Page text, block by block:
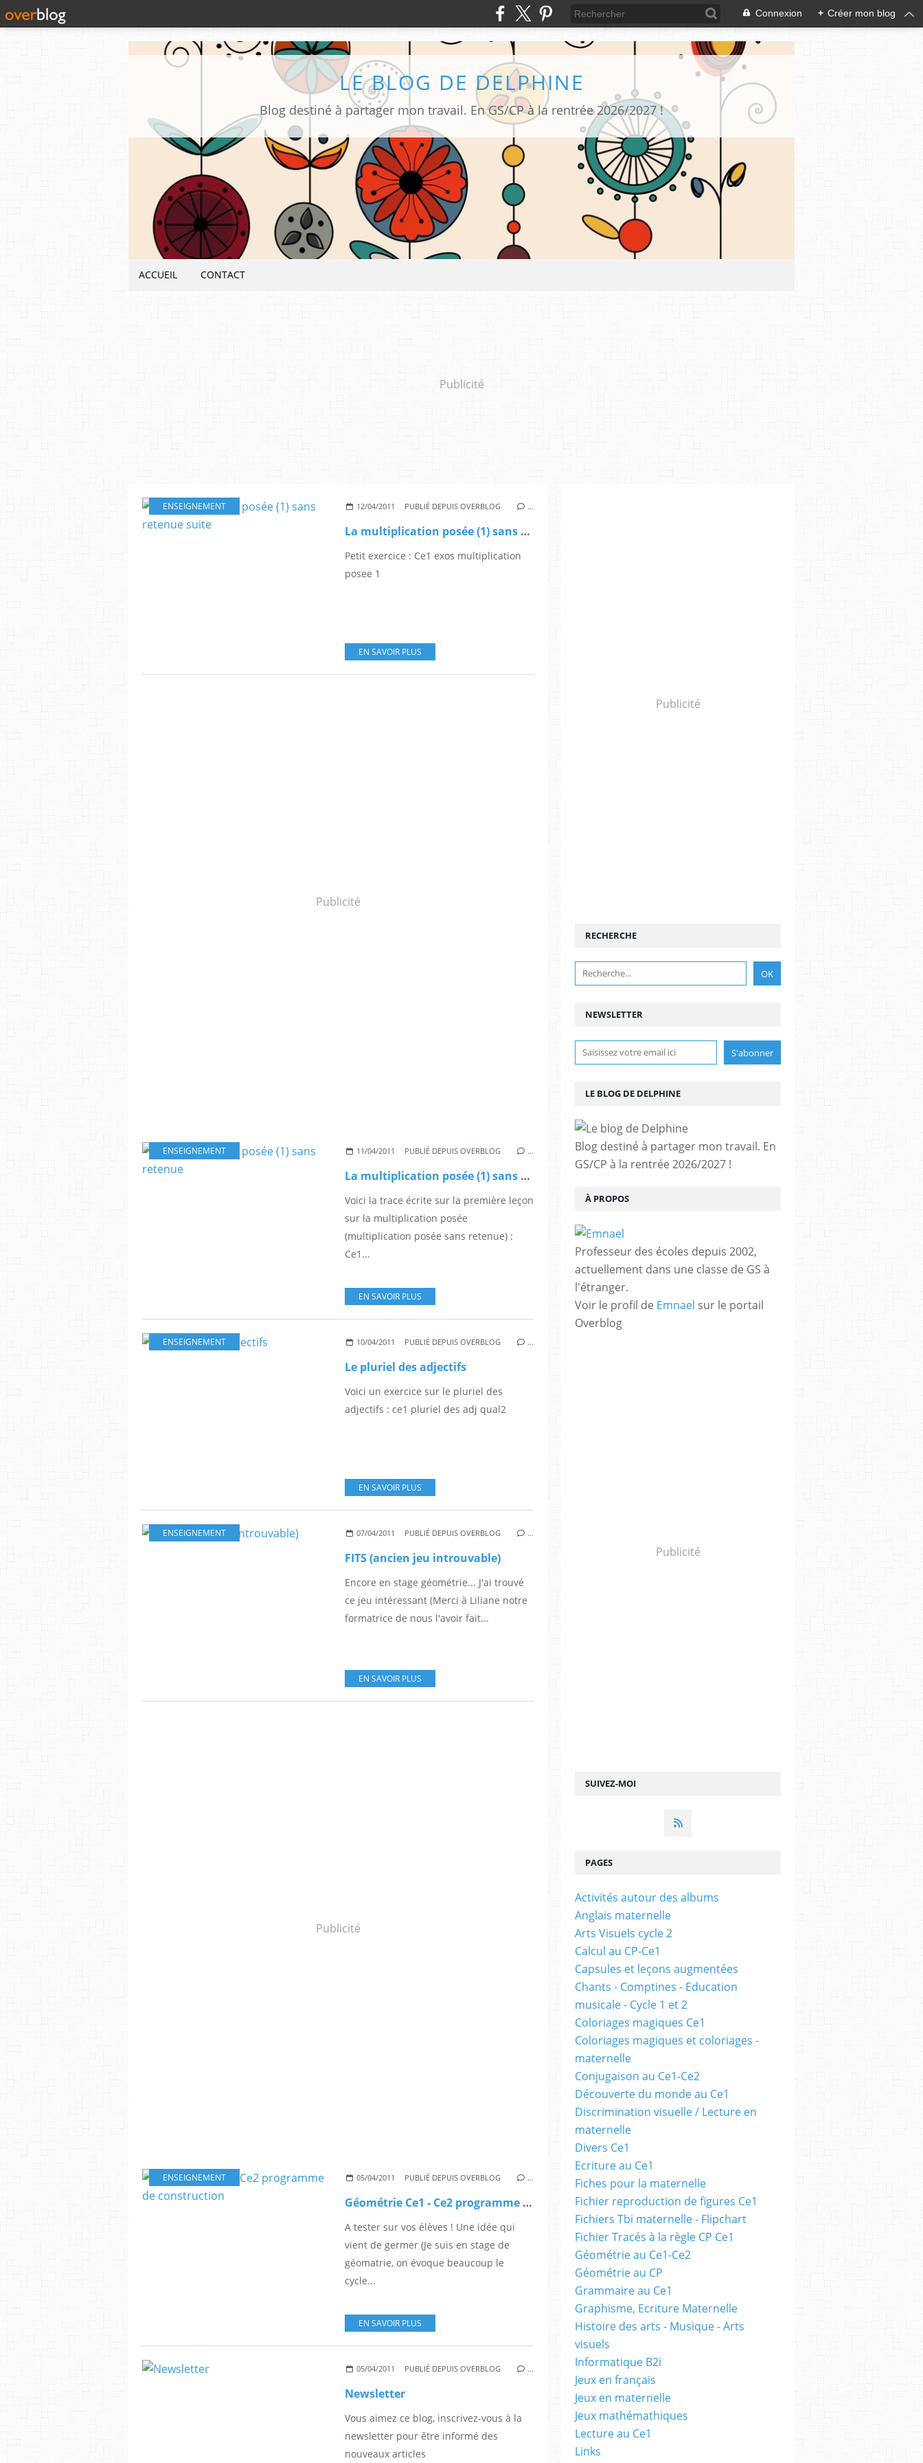
Connexion + Créer mon blog
LE BLOG DE DELPHINE
Blog destiné à partager mon travail. En GS/CP à la rentrée 2026/2027 !
ACCUEIL CONTACT
Publicité
ENSEIGNEMENT 12/04/2011 PUBLIÉ DEPUIS OVERBLOG …
La multiplication posée (1) sans retenue suite
Petit exercice : Ce1 exos multiplication
posee 1
EN SAVOIR PLUS
Publicité
ENSEIGNEMENT 11/04/2011 PUBLIÉ DEPUIS OVERBLOG …
La multiplication posée (1) sans retenue
Voici la trace écrite sur la première leçon
sur la multiplication posée
(multiplication posée sans retenue) :
Ce1...
EN SAVOIR PLUS
ENSEIGNEMENT 10/04/2011 PUBLIÉ DEPUIS OVERBLOG …
Le pluriel des adjectifs
Voici un exercice sur le pluriel des
adjectifs : ce1 pluriel des adj qual2
EN SAVOIR PLUS
ENSEIGNEMENT 07/04/2011 PUBLIÉ DEPUIS OVERBLOG …
FITS (ancien jeu introuvable)
Encore en stage géométrie... J'ai trouvé
ce jeu intéressant (Merci à Liliane notre
formatrice de nous l'avoir fait...
EN SAVOIR PLUS
Publicité
ENSEIGNEMENT 05/04/2011 PUBLIÉ DEPUIS OVERBLOG …
Géométrie Ce1 - Ce2 programme de construction
A tester sur vos élèves ! Une idée qui
vient de germer (Je suis en stage de
géomatrie, on évoque beaucoup le
cycle...
EN SAVOIR PLUS
05/04/2011 PUBLIÉ DEPUIS OVERBLOG …
Newsletter
Vous aimez ce blog, inscrivez-vous à la
newsletter pour être informé des
nouveaux articles
Publicité
NEWSLETTER
SUIVEZ-MOI
RECHERCHE
LE BLOG DE DELPHINE
Blog destiné à partager mon travail. En
GS/CP à la rentrée 2026/2027 !
À PROPOS
Professeur des écoles depuis 2002,
actuellement dans une classe de GS à
l'étranger.
Voir le profil de Emnael sur le portail
Overblog
Publicité
PAGES
Activités autour des albums
Anglais maternelle
Arts Visuels cycle 2
Calcul au CP-Ce1
Capsules et leçons augmentées
Chants - Comptines - Education
musicale - Cycle 1 et 2
Coloriages magiques Ce1
Coloriages magiques et coloriages -
maternelle
Conjugaison au Ce1-Ce2
Découverte du monde au Ce1
Discrimination visuelle / Lecture en
maternelle
Divers Ce1
Ecriture au Ce1
Fiches pour la maternelle
Fichier reproduction de figures Ce1
Fichiers Tbi maternelle - Flipchart
Fichier Tracés à la règle CP Ce1
Géométrie au Ce1-Ce2
Géométrie au CP
Grammaire au Ce1
Graphisme, Ecriture Maternelle
Histoire des arts - Musique - Arts
visuels
Informatique B2i
Jeux en français
Jeux en maternelle
Jeux mathémathiques
Lecture au Ce1
Links